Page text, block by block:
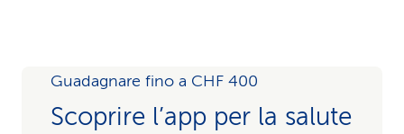
Guadagnare fino a CHF 400
Scoprire l’app per la salute